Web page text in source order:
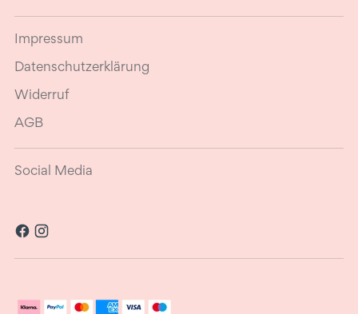
Impressum
Datenschutzerklärung
Widerruf
AGB
Social Media